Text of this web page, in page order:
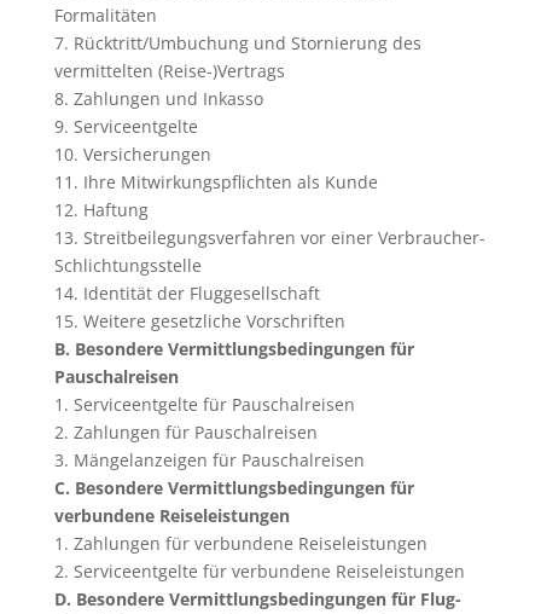
Formalitäten
7. Rücktritt/Umbuchung und Stornierung des
vermittelten (Reise-)Vertrags
8. Zahlungen und Inkasso
9. Serviceentgelte
10. Versicherungen
11. Ihre Mitwirkungspflichten als Kunde
12. Haftung
13. Streitbeilegungsverfahren vor einer Verbraucher-
Schlichtungsstelle
14. Identität der Fluggesellschaft
15. Weitere gesetzliche Vorschriften
B. Besondere Vermittlungsbedingungen für
Pauschalreisen
1. Serviceentgelte für Pauschalreisen
2. Zahlungen für Pauschalreisen
3. Mängelanzeigen für Pauschalreisen
C. Besondere Vermittlungsbedingungen für
verbundene Reiseleistungen
1. Zahlungen für verbundene Reiseleistungen
2. Serviceentgelte für verbundene Reiseleistungen
D. Besondere Vermittlungsbedingungen für Flug-